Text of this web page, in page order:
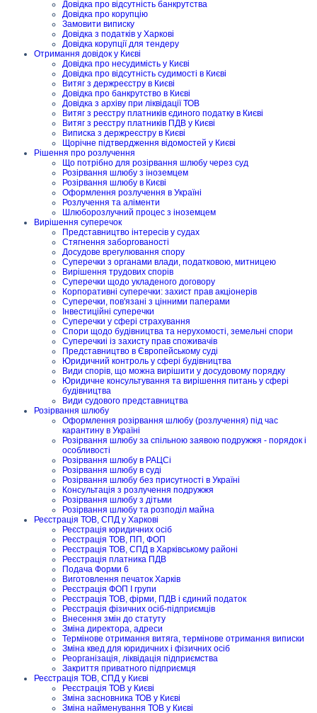
Довідка про відсутність банкрутства
Довідка про корупцію
Замовити виписку
Довідка з податків у Харкові
Довідка корупції для тендеру
Отримання довідок у Києві
Довідка про несудимість у Києві
Довідка про відсутність судимості в Києві
Витяг з держреєстру в Києві
Довідка про банкрутство в Києві
Довідка з архіву при ліквідації ТОВ
Витяг з реєстру платників єдиного податку в Києві
Витяг з реєстру платників ПДВ у Києві
Виписка з держреєстру в Києві
Щорічне підтвердження відомостей у Києві
Рішення про розлучення
Що потрібно для розірвання шлюбу через суд
Розірвання шлюбу з іноземцем
Розірвання шлюбу в Києві
Оформлення розлучення в Україні
Розлучення та аліменти
Шлюборозлучний процес з іноземцем
Вирішення суперечок
Представництво інтересів у судах
Стягнення заборгованості
Досудове врегулювання спору
Суперечки з органами влади, податковою, митницею
Вирішення трудових спорів
Суперечки щодо укладеного договору
Корпоративні суперечки: захист прав акціонерів
Суперечки, пов'язані з цінними паперами
Інвестиційні суперечки
Суперечки у сфері страхування
Спори щодо будівництва та нерухомості, земельні спори
Суперечкиі із захисту прав споживачів
Представництво в Європейському суді
Юридичний контроль у сфері будівництва
Види спорів, що можна вирішити у досудовому порядку
Юридичне консультування та вирішення питань у сфері
будівництва
Види судового представництва
Розірвання шлюбу
Оформлення розірвання шлюбу (розлучення) під час
карантину в Україні
Розірвання шлюбу за спільною заявою подружжя - порядок і
особливості
Розірвання шлюбу в РАЦСі
Розірвання шлюбу в суді
Розірвання шлюбу без присутності в Україні
Консультація з розлучення подружжя
Розірвання шлюбу з дітьми
Розірвання шлюбу та розподіл майна
Реєстрація ТОВ, СПД у Харкові
Реєстрація юридичних осіб
Реєстрація ТОВ, ПП, ФОП
Реєстрація ТОВ, СПД в Харківському районі
Реєстрація платника ПДВ
Подача Форми 6
Виготовлення печаток Харків
Реєстрація ФОП I групи
Реєстрація ТОВ, фірми, ПДВ і єдиний податок
Реєстрація фізичних осіб-підприємців
Внесення змін до статуту
Зміна директора, адреси
Термінове отримання витяга, термінове отримання виписки
Зміна квед для юридичних і фізичних осіб
Реорганізація, ліквідація підприємства
Закриття приватного підприємця
Реєстрація ТОВ, СПД у Києві
Реєстрація ТОВ у Києві
Зміна засновника ТОВ у Києві
Зміна найменування ТОВ у Києві